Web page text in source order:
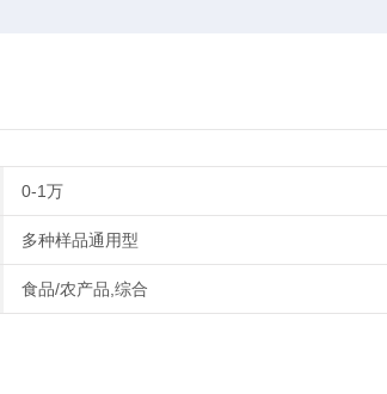
0-1万
多种样品通用型
食品/农产品,综合